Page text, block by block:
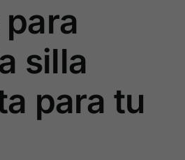
silla
para tu